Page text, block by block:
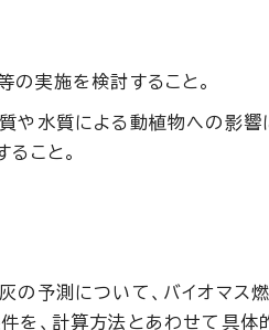
実施を検討すること。
や水質による動植物への影
こと。
の予測について、バイオマ
を、計算方法とあわせて具体